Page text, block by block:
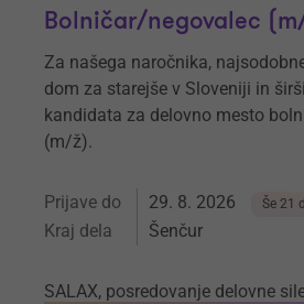
Bolničar⁠/⁠negovalec
Za našega naročnika,
dom za starejše v Sloveniji in
kandidata za delovno mesto
(m/ž).
Prijave do 29. 8. 2026 Še 21
Kraj dela Šenčur
SALAX, posredovanje delovne